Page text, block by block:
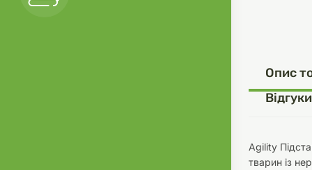
Одяг
Корм
Опис
Agility
тварин із